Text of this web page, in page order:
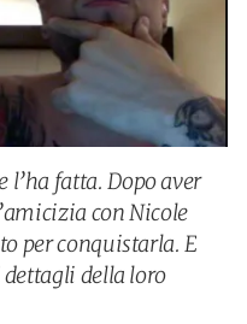
l’ha fatta. Dopo aver
con Nicole
per conquistarla. E
della loro